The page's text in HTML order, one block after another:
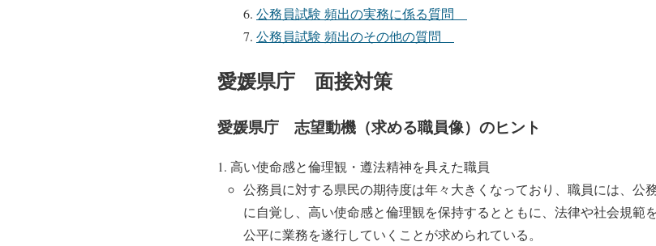
公務員試験 頻出の実務に係る質問
公務員試験 頻出のその他の質問
愛媛県庁 面接対策
愛媛県庁 志望動機（求める職員像）のヒント
高い使命感と倫理観・遵法精神を具えた職員
公務員に対する県民の期待度は年々大きくなっており、職員には、公
に自覚し、高い使命感と倫理観を保持するとともに、法律や社会規範
公平に業務を遂行していくことが求められている。